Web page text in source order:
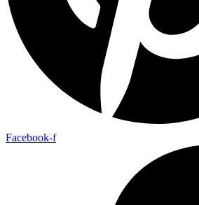
Facebook-f